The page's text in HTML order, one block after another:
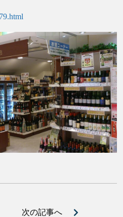
次の記事へ